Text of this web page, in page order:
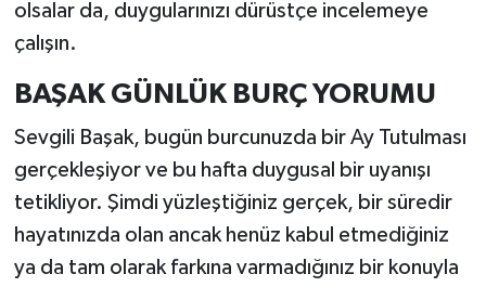
olsalar da, duygularınızı dürüstçe incelemeye
çalışın.
BAŞAK GÜNLÜK BURÇ YORUMU
Sevgili Başak, bugün burcunuzda bir Ay Tutulması
gerçekleşiyor ve bu hafta duygusal bir uyanışı
tetikliyor. Şimdi yüzleştiğiniz gerçek, bir süredir
hayatınızda olan ancak henüz kabul etmediğiniz
ya da tam olarak farkına varmadığınız bir konuyla